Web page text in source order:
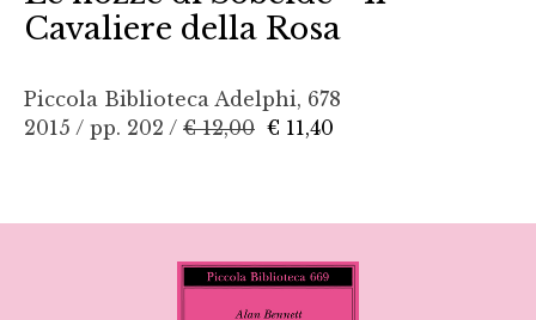
Cavaliere della Rosa
Piccola Biblioteca Adelphi, 678
2015 / pp. 202 / € 12,00 € 11,40